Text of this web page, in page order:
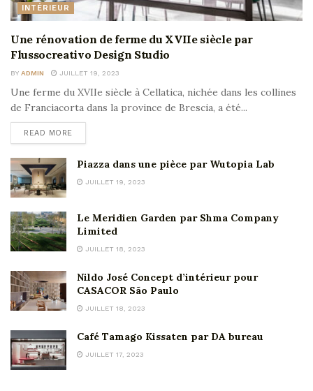
INTÉRIEUR
Une rénovation de ferme du XVIIe siècle par
Flussocreativo Design Studio
BY ADMIN JUILLET 19, 2023
Une ferme du XVIIe siècle à Cellatica, nichée dans les collines
de Franciacorta dans la province de Brescia, a été...
READ MORE
Piazza dans une pièce par Wutopia Lab
JUILLET 19, 2023
Le Meridien Garden par Shma Company
Limited
JUILLET 18, 2023
Nildo José Concept d’intérieur pour
CASACOR São Paulo
JUILLET 18, 2023
Café Tamago Kissaten par DA bureau
JUILLET 17, 2023